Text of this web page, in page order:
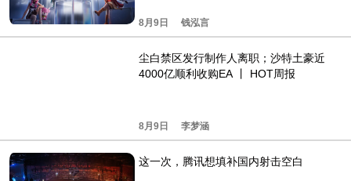
8月9日 钱泓言
尘白禁区发行制作人离职；沙特土豪近
4000亿顺利收购EA 丨 HOT周报
8月9日 李梦涵
这一次，腾讯想填补国内射击空白